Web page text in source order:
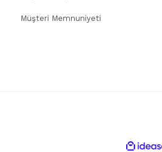
Müşteri Memnuniyeti